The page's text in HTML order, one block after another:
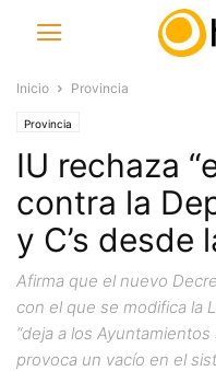
Inicio Provincia
Provincia
IU rechaza
contra la
y C’s desde
Afirma que el nuevo
con el que se modifica la
“deja a los
provoca un vacío en el